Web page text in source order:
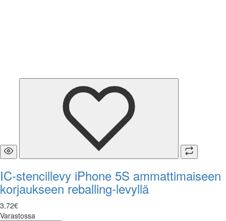
IC-stencillevy iPhone 5S ammattimaiseen
korjaukseen reballing-levyllä
3,72€
Varastossa